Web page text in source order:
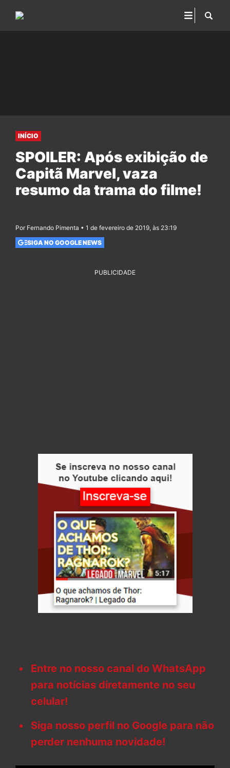
INÍCIO
SPOILER: Após exibição de
Capitã Marvel, vaza
resumo da trama do filme!
Por Fernando Pimenta • 1 de fevereiro de 2019, às 23:19
SIGA NO GOOGLE NEWS
PUBLICIDADE
Entre no nosso canal do WhatsApp
para notícias diretamente no seu
celular!
Siga nosso perfil no Google para não
perder nenhuma novidade!